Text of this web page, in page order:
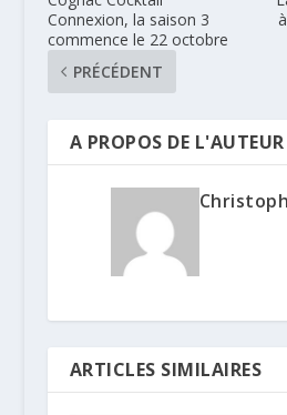
Connexion, la saison 3
commence le 22 octobre
PRÉCÉDENT
A PROPOS DE L'AUTEUR
ARTICLES SIMILAIRES